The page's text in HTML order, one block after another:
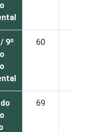
9º
60
69